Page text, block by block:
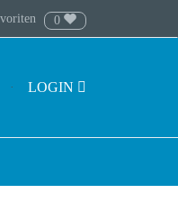
0
LOGIN